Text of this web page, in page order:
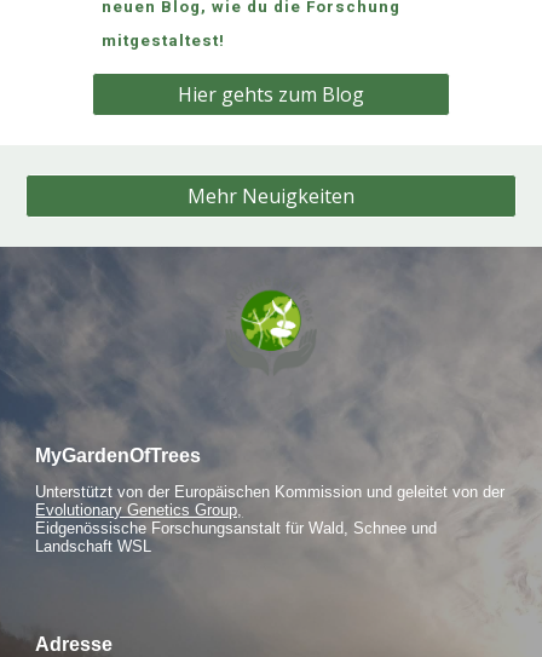
neuen Blog, wie du die Forschung
mitgestaltest!
Hier gehts zum Blog
Mehr Neuigkeiten
MyGardenOfTrees
Unterstützt von der Europäischen Kommission und geleitet von der
Evolutionary Genetics Group,
Eidgenössische Forschungsanstalt für Wald, Schnee und
Landschaft WSL
Adresse